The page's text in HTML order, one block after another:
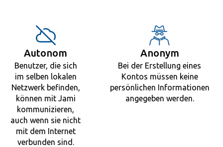
Autonom
Benutzer, die sich
im selben lokalen
Netzwerk befinden,
können mit Jami
kommunizieren,
auch wenn sie nicht
mit dem Internet
verbunden sind.
Anonym
Bei der Erstellung eines
Kontos müssen keine
persönlichen Informationen
angegeben werden.